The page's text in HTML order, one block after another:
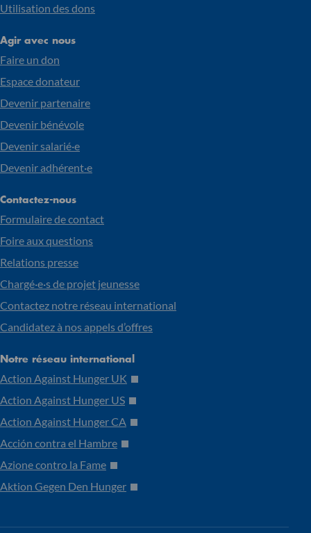
Utilisation des dons
Agir avec nous
Faire un don
Espace donateur
Devenir partenaire
Devenir bénévole
Devenir salarié·e
Devenir adhérent·e
Contactez-nous
Formulaire de contact
Foire aux questions
Relations presse
Chargé·e·s de projet jeunesse
Contactez notre réseau international
Candidatez à nos appels d’offres
Notre réseau international
Action Against Hunger UK
Action Against Hunger US
Action Against Hunger CA
Acción contra el Hambre
Azione contro la Fame
Aktion Gegen Den Hunger